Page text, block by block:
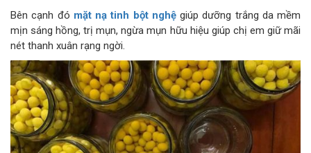
Bên cạnh đó mặt nạ tinh bột nghệgiúp dưỡng trắng da mềm
mịn sáng hồng, trị mụn, ngừa mụn hữu hiệu giúp chị em giữ mãi
nét thanh xuân rạng ngời.